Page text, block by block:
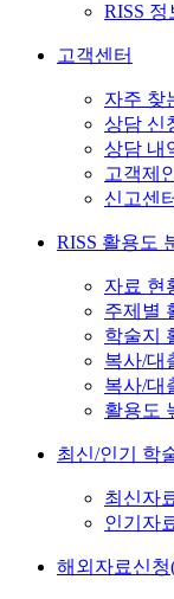
RISS
고객센터
자주 찾
상담 신
상담 내
고객제
신고센
RISS 활용도
자료 현
주제별
학술지
복사/대
복사/대
활용도
최신/인기 학
최신자
인기자
해외자료신청